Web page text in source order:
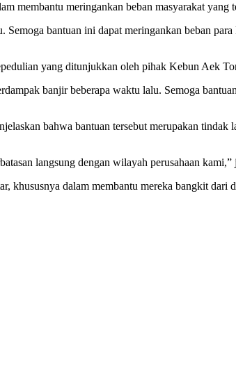
membantu meringankan beban masyarakat yang
bantuan ini dapat meringankan beban
yang ditunjukkan oleh pihak Kebun Aek
banjir beberapa waktu lalu. Semoga
bahwa bantuan tersebut merupakan tindak
langsung dengan wilayah perusahaan
khususnya dalam membantu mereka bangkit dari